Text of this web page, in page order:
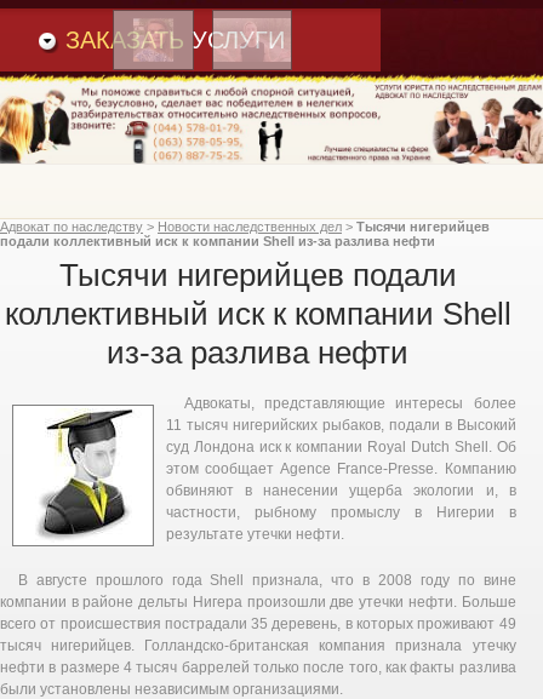
ЗАКАЗАТЬ УСЛУГИ
Адвокат по наследству > Новости наследственных дел > Тысячи нигерийцев
подали коллективный иск к компании Shell из-за разлива нефти
Тысячи нигерийцев подали
коллективный иск к компании Shell
из-за разлива нефти
Адвокаты, представляющие интересы более
11 тысяч нигерийских рыбаков, подали в Высокий
суд Лондона иск к компании Royal Dutch Shell. Об
этом сообщает Agence France-Presse. Компанию
обвиняют в нанесении ущерба экологии и, в
частности, рыбному промыслу в Нигерии в
результате утечки нефти.
В августе прошлого года Shell признала, что в 2008 году по вине
компании в районе дельты Нигера произошли две утечки нефти. Больше
всего от происшествия пострадали 35 деревень, в которых проживают 49
тысяч нигерийцев. Голландско-британская компания признала утечку
нефти в размере 4 тысяч баррелей только после того, как факты разлива
были установлены независимым организациями.